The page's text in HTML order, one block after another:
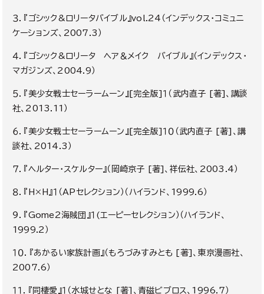
３．『ゴシック &ロリータバイブル』vol.24（インデックス・コミュニ
ケーションズ、 2007.3）
４．『ゴシック &ロリータ ヘア＆メイク バイブル』（インデックス・
マガジンズ、 2004.9）
５．『美少女戦士セーラームーン』[完全版] １（武内直子 [著]、 講談
社、2013.11）
６．『美少女戦士セーラームーン』[完全版] １０（武内直子 [著]、 講
談社、2014.3）
７．『ヘルター・スケルター』（岡崎京子 [著]、 祥伝社、 2003.4）
８．『 H × H 』１（APセレクション）（ハイランド、1999.6）
９．『Gome2海賊団』１ ( エーピーセレクション） （ ハイランド、
1999.2）
１０．『あかるい家族計画』（もろづみすみとも [著]、 東京漫画社、
2007.6）
１１．『同棲愛』１（水城せとな [著]、 青磁ビブロス、 1996.7）